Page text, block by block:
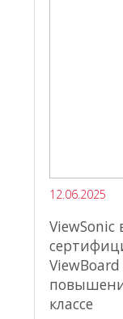
12.06.2025
ViewSonic
классе